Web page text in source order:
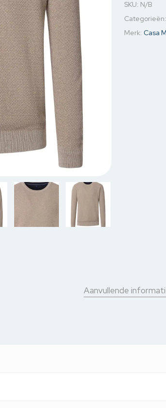
Skorts
Joggers
Jassen &
Spijkerjassen
Jassen & Blazers
Vesten
SKU: N/B
Categorieën:
Merk: Casa
Aanvullende